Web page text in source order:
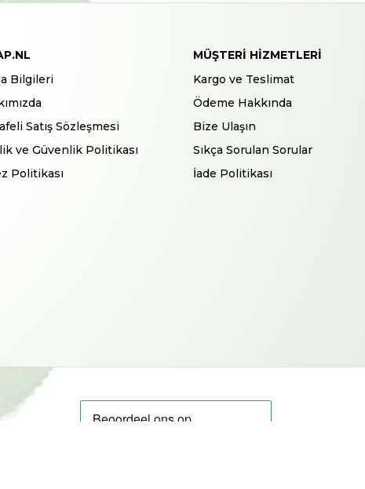
Bilgileri
Satış Sözleşmesi
ve Güvenlik Politikası
Politikası
MÜŞTERI HIZMETLERI
Kargo ve Teslimat
Ödeme Hakkında
Bize Ulaşın
Sıkça Sorulan Sorular
İade Politikası